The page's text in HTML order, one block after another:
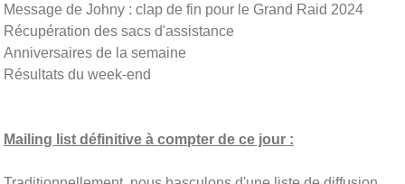
Message de Johny : clap de fin pour le Grand Raid 2024
Récupération des sacs d'assistance
Anniversaires de la semaine
Résultats du week-end
Mailing list définitive à compter de ce jour :